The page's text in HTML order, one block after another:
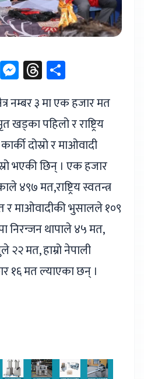
EmailMessenger
Threads
नम्बर ३ मा एक हजार मत
पहिलो र राष्ट्रिय
दोस्रो र माओवादी
भएकी छिन् । एक हजार
४९७ मत,राष्ट्रिय स्वतन्त्र
र माओवादीकी भुसालले १०९
निरन्जन थापाले ४५ मत,
मत, हाम्रो नेपाली
१६ मत ल्याएका छन् ।